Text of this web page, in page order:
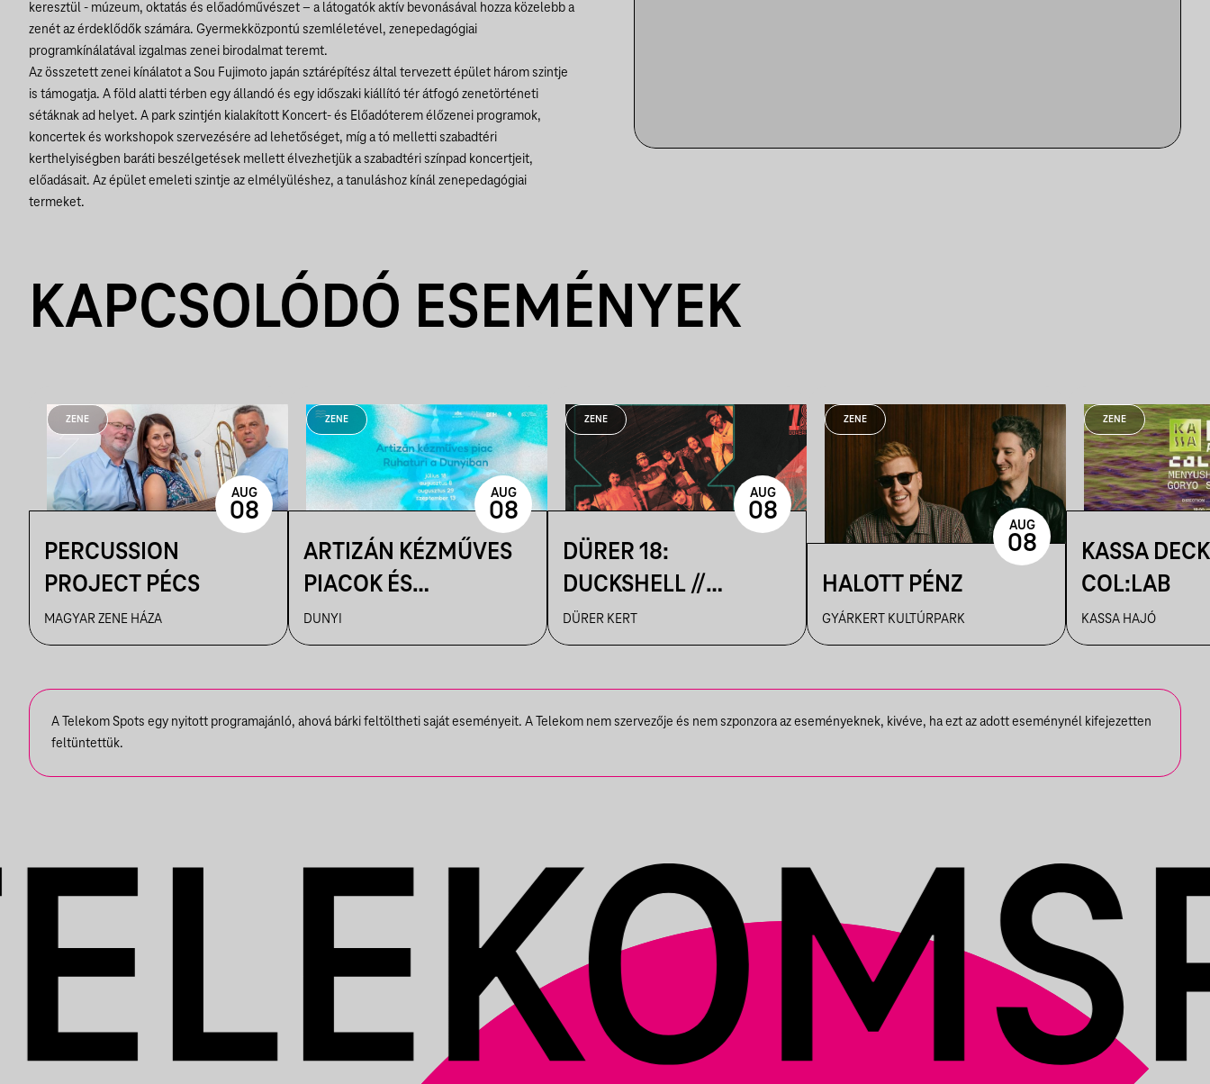
keresztül - múzeum, oktatás és előadóművészet – a látogatók aktív bevonásával hozza közelebb a
zenét az érdeklődők számára. Gyermekközpontú szemléletével, zenepedagógiai
programkínálatával izgalmas zenei birodalmat teremt.
Az összetett zenei kínálatot a Sou Fujimoto japán sztárépítész által tervezett épület három szintje
is támogatja. A föld alatti térben egy állandó és egy időszaki kiállító tér átfogó zenetörténeti
sétáknak ad helyet. A park szintjén kialakított Koncert- és Előadóterem élőzenei programok,
koncertek és workshopok szervezésére ad lehetőséget, míg a tó melletti szabadtéri
kerthelyiségben baráti beszélgetések mellett élvezhetjük a szabadtéri színpad koncertjeit,
előadásait. Az épület emeleti szintje az elmélyüléshez, a tanuláshoz kínál zenepedagógiai
termeket.
KAPCSOLÓDÓ ESEMÉNYEK
ZENE
PERCUSSION
PROJECT PÉCS
MAGYAR ZENE HÁZA
AUG
08
ZENE
ARTIZÁN KÉZMŰVES
PIACOK ÉS
RUHATURIK A
DUNYIBAN
DUNYI
AUG
08
ZENE
DÜRER 18:
DUCKSHELL //
VENDÉG:
VÁRHEGYUTCA
DÜRER KERT
AUG
08
ZENE
HALOTT PÉNZ
GYÁRKERT KULTÚRPARK
AUG
08
ZENE
KASSA
COL:LAB
KASSA HAJÓ
A Telekom Spots egy nyitott programajánló, ahová bárki feltöltheti saját eseményeit. A Telekom nem szervezője és nem szponzora az eseményeknek, kivéve, ha ezt az adott eseménynél kifejezetten
feltüntettük.